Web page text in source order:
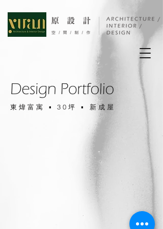
東煒富寓​ ▪ 30坪 ▪ 新成屋